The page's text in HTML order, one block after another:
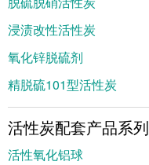
浸渍改性活性炭
氧化锌脱硫剂
精脱硫101型活性炭
活性炭配套产品系列
活性氧化铝球